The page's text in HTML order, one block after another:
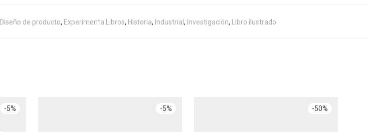
Diseño de producto, Experimenta Libros, Historia, Industrial , Investigación, Libro ilustrado
-5% -5% -50%